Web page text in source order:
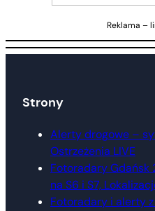
Reklama –
Strony
Alerty drogowe –
Ostrzeżenia LIVE
Fotoradary Gdańsk
na S6 i S7,
Fotoradary i alerty